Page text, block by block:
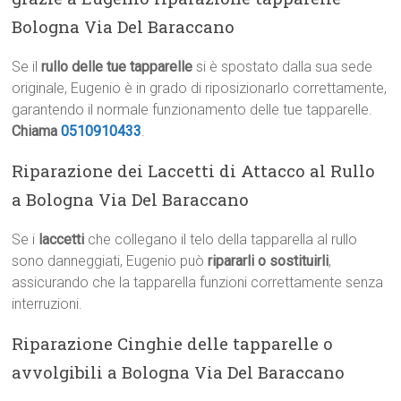
Bologna Via Del Baraccano
Se ilrullo delle tue tapparelle si è spostato dalla sua sede
originale, Eugenio è in grado di riposizionarlo correttamente,
garantendo il normale funzionamento delle tue tapparelle.
Chiama0510910433.
Riparazione dei Laccetti di Attacco al Rullo
a Bologna Via Del Baraccano
Se i laccetti che collegano il telo della tapparella al rullo
sono danneggiati, Eugenio puòripararli o sostituirli,
assicurando che la tapparella funzioni correttamente senza
interruzioni.
Riparazione Cinghie delle tapparelle o
avvolgibili a Bologna Via Del Baraccano